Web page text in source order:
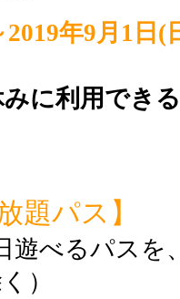
年9月1日(
みに利用でき
題パス】
遊べるパスを
）